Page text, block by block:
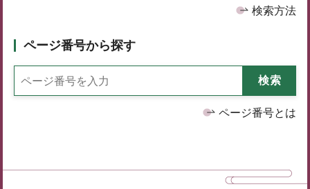
検索方法
ページ番号から探す
ページ番号とは